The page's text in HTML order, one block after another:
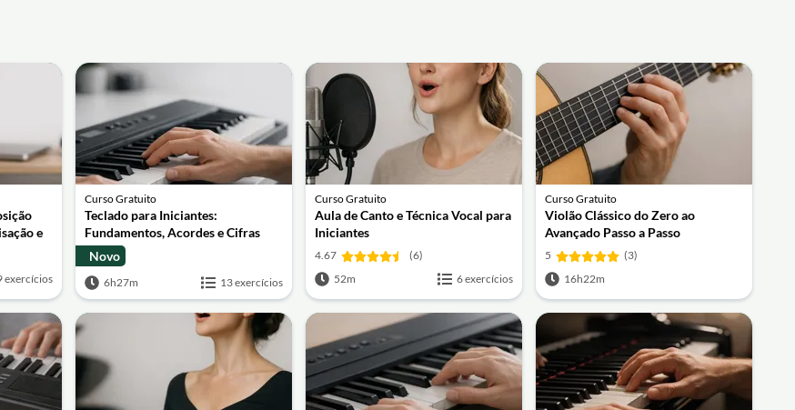
e
exercícios
Curso Gratuito
Teclado para Iniciantes:
Fundamentos, Acordes e Cifras
Novo
6h27m 13 exercícios
Curso Gratuito
Aula de Canto e Técnica Vocal para
Iniciantes
4.67
(6)
52m
6 exercícios
Curso Gratuito
Violão Clássico do Zero ao
Avançado Passo a Passo
5
(3)
16h22m